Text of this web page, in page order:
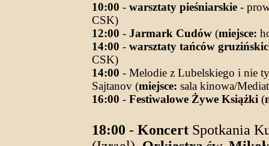
10:00 - warsztaty pieśniarskie-
CSK)
12:00 - Jarmark Cudów(miejsce:
14:00 - warsztaty tańców
CSK)
14:00 - Melodie z Lubelskiego i nie
Sajtanov (miejsce: sala kinowa/
16:00 - Festiwalowe Żywe Książki (
18:00 - KoncertSpotkania